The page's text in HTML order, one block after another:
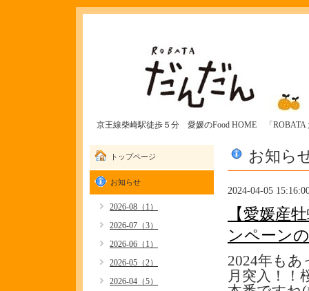
京王線柴崎駅徒歩５分 愛媛のFood HOME 「ROBATA
お知ら
2024-04-05
【愛媛産
ンペーン
2024年も
月突入！！
トップページ
お知らせ
2026-08（1）
2026-07（3）
2026-06（1）
2026-05（2）
2026-04（5）